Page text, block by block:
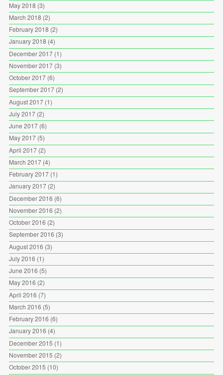
May 2018 (3)
March 2018 (2)
February 2018 (2)
January 2018 (4)
December 2017(1)
November 2017(3)
October 2017(6)
September 2017(2)
August 2017(1)
July 2017(2)
June 2017(6)
May 2017(5)
April 2017(2)
March 2017(4)
February 2017(1)
January 2017(2)
December 2016 (6)
November 2016 (2)
October 2016 (2)
September 2016 (3)
August 2016 (3)
July 2016 (1)
June 2016 (5)
May 2016 (2)
April 2016 (7)
March 2016 (5)
February 2016 (6)
January 2016 (4)
December 2015 (1)
November 2015 (2)
October 2015 (10)